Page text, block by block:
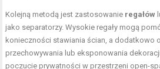
Kolejną metodą jest zastosowanie regałów
jako separatorzy. Wysokie regały mogą
konieczności stawiania ścian, a dodatkowo
przechowywania lub eksponowania
poczucie prywatności w przestrzeni open-